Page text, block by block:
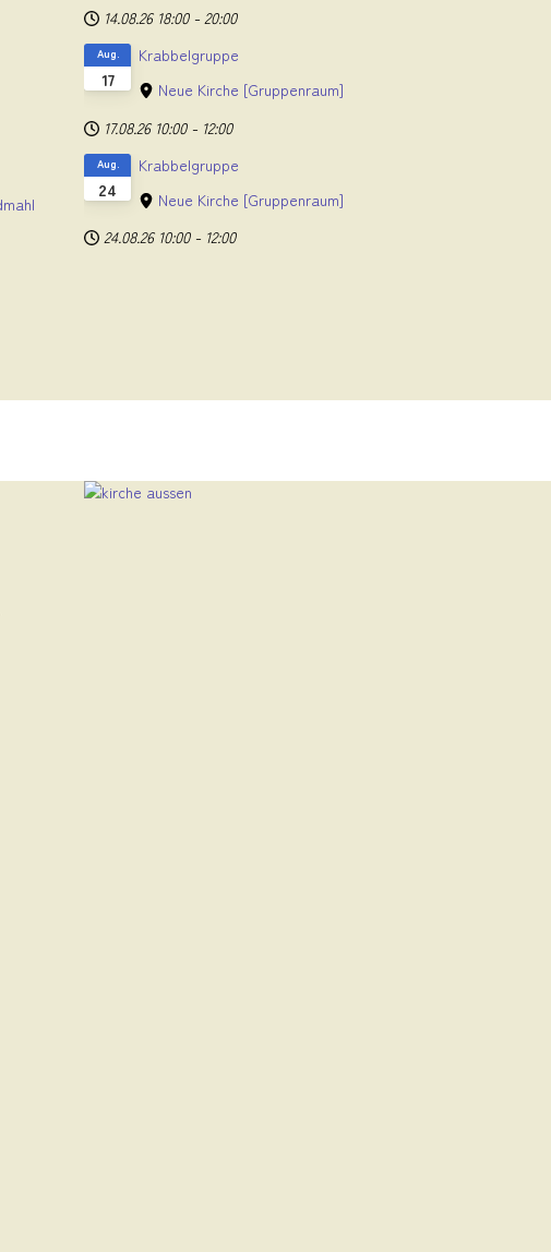
14.08.26 18:00 - 20:00
17
Aug.
Krabbelgruppe
Neue Kirche [Gruppenraum]
17.08.26 10:00 - 12:00
24
Aug.
Krabbelgruppe
Neue Kirche [Gruppenraum]
24.08.26 10:00 - 12:00